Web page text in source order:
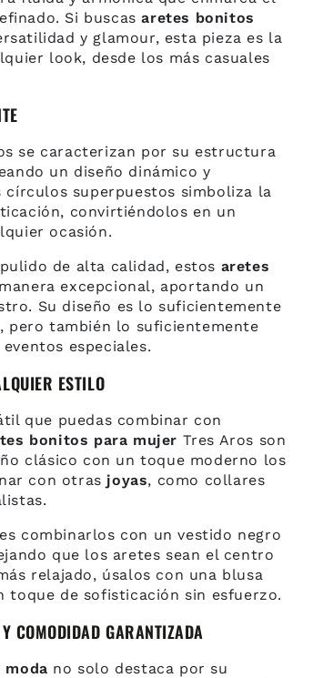
Si buscasaretes bonitos
y glamour, esta pieza es la
look, desde los más casuales
se caracterizan por su estructura
un diseño dinámico y
superpuestos simboliza la
convirtiéndolos en un
ocasión.
de alta calidad, estos aretes
excepcional, aportando un
Su diseño es lo suficientemente
pero también lo suficientemente
especiales.
ESTILO
que puedas combinar con
bonitos para mujer Tres Aros son
clásico con un toque moderno los
con otras joyas, como collares
combinarlos con un vestido negro
que los aretes sean el centro
relajado, úsalos con una blusa
toque de sofisticación sin esfuerzo.
COMODIDAD GARANTIZADA
moda no solo destaca por su